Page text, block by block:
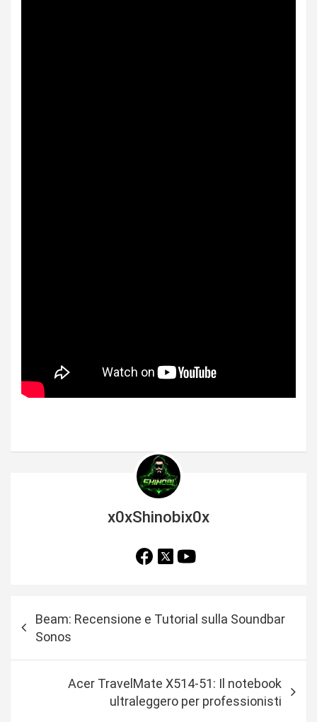
x0xShinobix0x
Beam: Recensione e Tutorial sulla Soundbar
Sonos
Acer TravelMate X514-51: Il notebook
ultraleggero per professionisti